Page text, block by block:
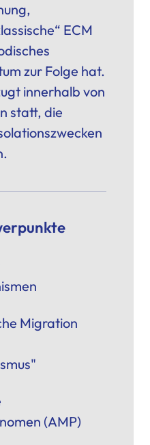
ECM
zur Folge hat.
innerhalb von
statt, die
Migration
(AMP)